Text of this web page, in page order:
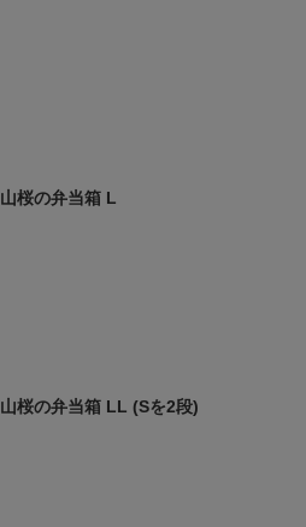
山桜の弁当箱 L
山桜の弁当箱 LL (Sを2段)